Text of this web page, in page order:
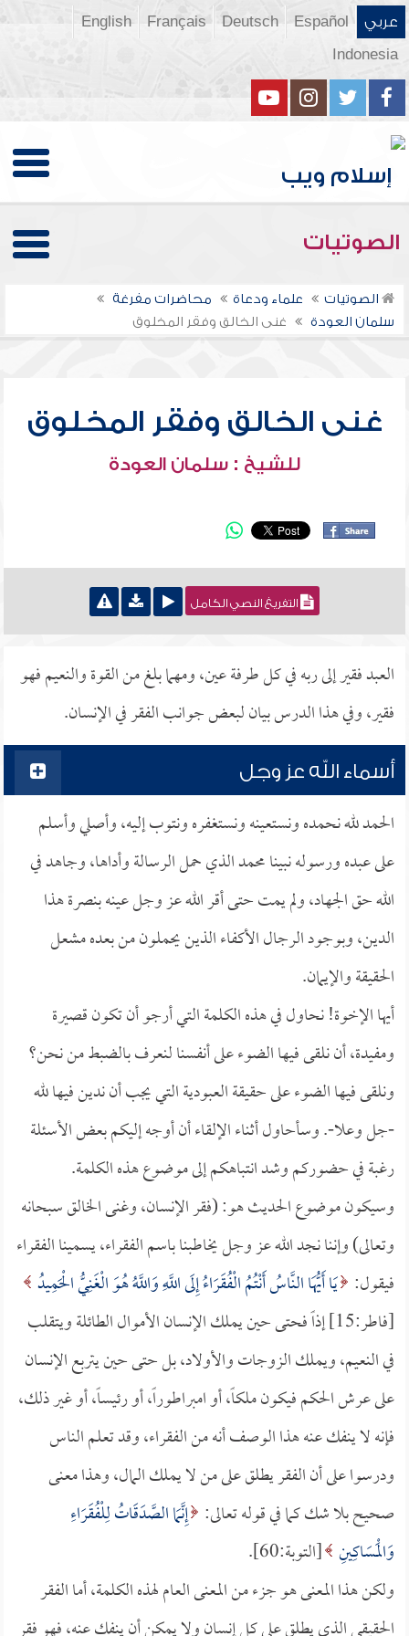
عربي Español
Deutsch
Français
English
Indonesia
الصوتيات
الصوتيات علماء ودعاة
محاضرات مفرغة
سلمان العودة
غنى الخالق وفقر المخلوق
غنى الخالق وفقر المخلوق
للشيخ : سلمان العودة
التفريغ النصي الكامل
العبد فقير إلى ربه في كل طرفة عين، ومهما بلغ من القوة والنعيم فهو
فقير، وفي هذا الدرس بيان لبعض جوانب الفقر في الإنسان.
أسماء الله عز وجل
الحمد لله نحمده ونستعينه ونستغفره ونتوب إليه، وأصلي وأسلم
على عبده ورسوله نبينا محمد الذي حمل الرسالة وأداها، وجاهد في
الله حق الجهاد، ولم يمت حتى أقر الله عز وجل عينه بنصرة هذا
الدين، وبوجود الرجال الأكفاء الذين يحملون من بعده مشعل
الحقيقة والإيمان.
أيها الإخوة! نحاول في هذه الكلمة التي أرجو أن تكون قصيرة
ومفيدة، أن نلقى فيها الضوء على أنفسنا لنعرف بالضبط من نحن؟
ونلقى فيها الضوء على حقيقة العبودية التي يجب أن ندين فيها لله
-جل وعلا-. وسأحاول أثناء الإلقاء أن أوجه إليكم بعض الأسئلة
رغبة في حضوركم وشد انتباهكم إلى موضوع هذه الكلمة.
وسيكون موضوع الحديث هو: (فقر الإنسان، وغنى الخالق سبحانه
وتعالى) وإننا نجد الله عز وجل يخاطبنا باسم الفقراء، يسمينا الفقراء
فيقول: يَا أَيُّهَا النَّاسُ أَنْتُمُ الْفُقَرَاءُ إِلَى اللَّهِ وَاللَّهُ هُوَ الْغَنِيُّ الْحَمِيدُ
[فاطر:15] إذاً فحتى حين يملك الإنسان الأموال الطائلة ويتقلب
في النعيم، ويملك الزوجات والأولاد، بل حتى حين يتربع الإنسان
على عرش الحكم فيكون ملكاً، أو امبراطوراً، أو رئيساً، أو غير ذلك،
فإنه لا ينفك عنه هذا الوصف أنه من الفقراء، وقد تعلم الناس
ودرسوا على أن الفقر يطلق على من لا يملك المال، وهذا معنى
صحيح بلا شك كما في قوله تعالى: إِنَّمَا الصَّدَقَاتُ لِلْفُقَرَاءِ
وَالْمَسَاكِينِ [التوبة:60].
ولكن هذا المعنى هو جزء من المعنى العام لهذه الكلمة، أما الفقر